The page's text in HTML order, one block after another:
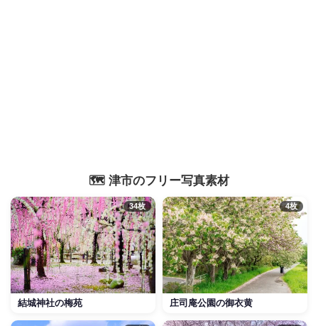
🗺️ 津市のフリー写真素材
34枚
結城神社の梅苑
4枚
庄司庵公園の御衣黄